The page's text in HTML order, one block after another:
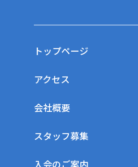
トップページ
アクセス
会社概要
入会のご案内
スタッフ募集